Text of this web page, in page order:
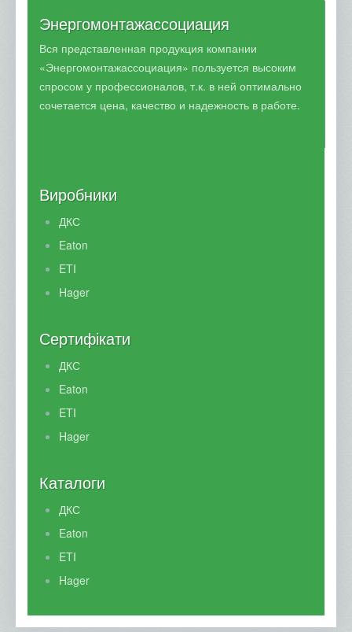
Послуги
Електрощитове обладнання
Електровимірювальна лабораторія
Партнери та виробники
Контакти
Энергомонтажассоциация
Вся представленная продукция компании
«Энергомонтажассоциация» пользуется высоким
спросом у профессионалов, т.к. в ней оптимально
сочетается цена, качество и надежность в работе.
Виробники
ДКС
Eaton
ETI
Hager
Сертифікати
ДКС
Eaton
ETI
Hager
Каталоги
ДКС
Eaton
ETI
Hager